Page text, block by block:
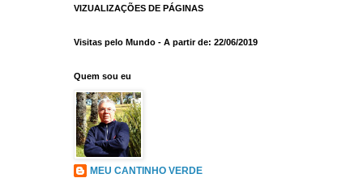
VIZUALIZAÇÕES DE PÁGINAS
Visitas pelo Mundo - A partir de: 22/06/2019
Quem sou eu
MEU CANTINHO VERDE